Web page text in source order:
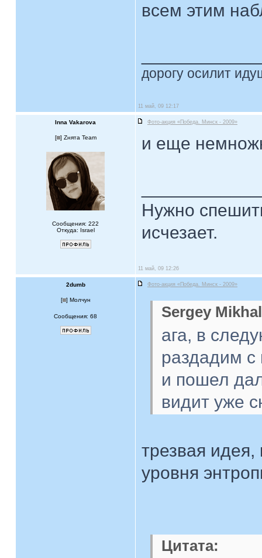
всем этим
дорогу осилит
11 май, 09 12:17
Inna Vakarova Фото-акция «Победа. Минск - 2009»
[ ] Zнята Team
Сообщения: 222
Откуда: Israel
и еще
Нужно
исчезает.
11 май, 09 12:26
2dumb Фото-акция «Победа. Минск - 2009»
[ ] Молчун
Сообщения: 68 Sergey
ага, в
раздадим с
и пошел
видит уже
трезвая идея,
уровня
Цитата: